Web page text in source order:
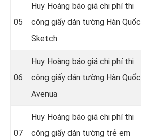
05
Huy Hoàng báo giá chi phí thi
công giấy dán tường Hàn Quốc
Sketch
06
Huy Hoàng báo giá chi phí thi
công giấy dán tường Hàn Quốc
Avenua
07
Huy Hoàng báo giá chi phí thi
công giấy dán tường trẻ em